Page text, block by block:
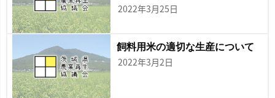
2022年3月25日
飼料用米の適切な生産について
2022年3月2日